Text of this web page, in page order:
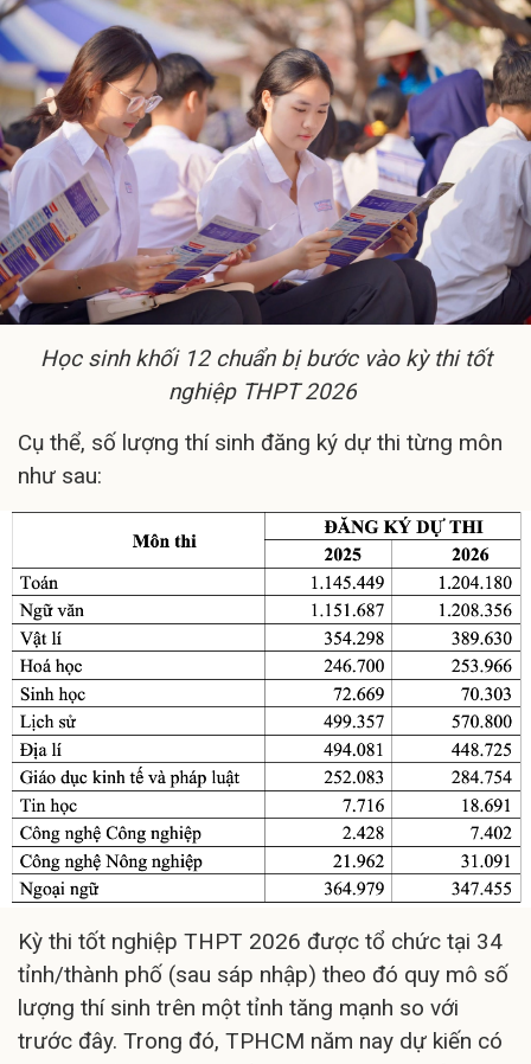
Học sinh khối 12 chuẩn bị bước vào kỳ thi tốt
nghiệp THPT 2026
Cụ thể, số lượng thí sinh đăng ký dự thi từng môn
như sau:
Kỳ thi tốt nghiệp THPT 2026 được tổ chức tại 34
tỉnh/thành phố (sau sáp nhập) theo đó quy mô số
lượng thí sinh trên một tỉnh tăng mạnh so với
trước đây. Trong đó, TPHCM năm nay dự kiến có